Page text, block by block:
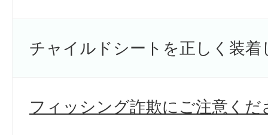
チャイルドシートを正しく装着
フィッシング詐欺にご注意くだ